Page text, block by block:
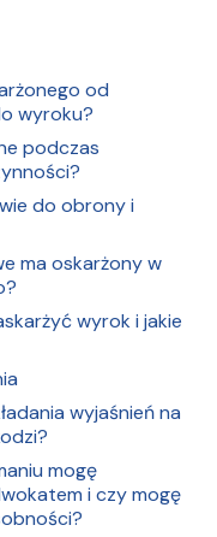
od
wyroku?
podczas
do obrony i
ma oskarżony w
wyrok i jakie
wyjaśnień na
mogę
i czy mogę